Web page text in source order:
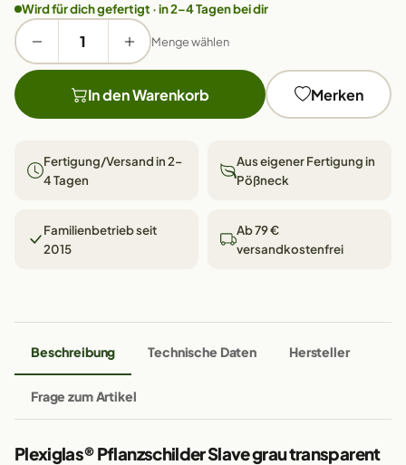
Wird für dich gefertigt · in 2–4 Tagen bei dir
Menge wählen
In den Warenkorb Merken
Fertigung/Versand in 2–
4 Tagen
Aus eigener Fertigung in
Pößneck
Familienbetrieb seit
2015
Ab 79 €
versandkostenfrei
Beschreibung Technische Daten Hersteller
Frage zum Artikel
Plexiglas® Pflanzschilder Slave grau transparent